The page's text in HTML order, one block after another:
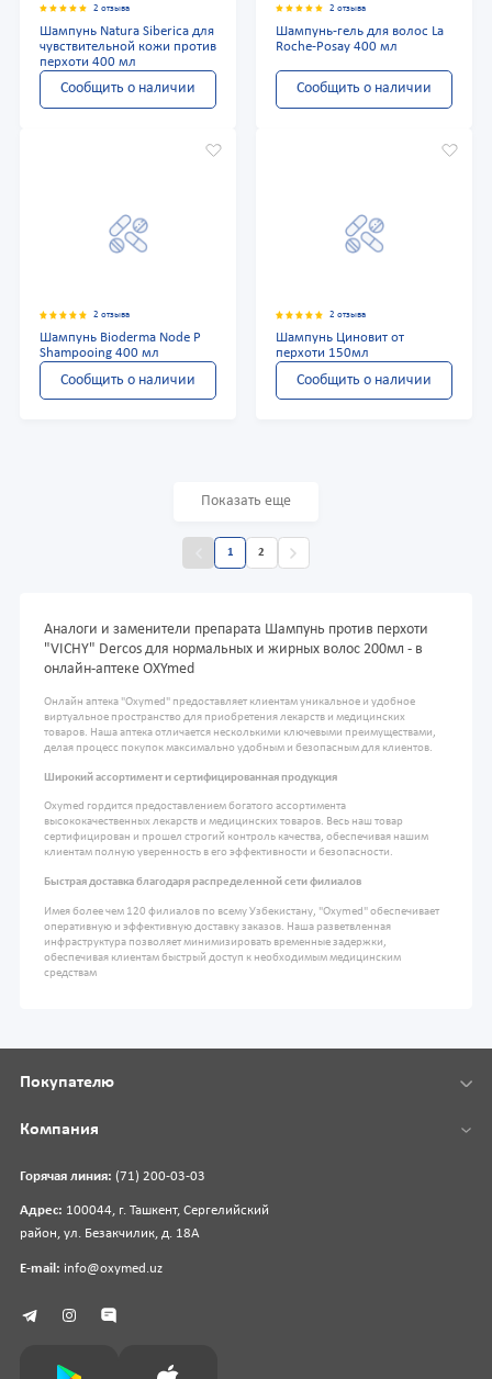
2 отзыва
Шампунь Natura Siberica для
чувствительной кожи против
перхоти 400 мл
Сообщить о наличии
2 отзыва
Шампунь-гель для волос La
Roche-Posay 400 мл
Сообщить о наличии
2 отзыва
Шампунь Bioderma Node P
Shampooing 400 мл
Сообщить о наличии
2 отзыва
Шампунь Циновит от
перхоти 150мл
Сообщить о наличии
Показать еще
1 2
Аналоги и заменители препарата Шампунь против перхоти
"VICHY" Dercos для нормальных и жирных волос 200мл - в
онлайн-аптеке OXYmed
Онлайн аптека "Oxymed" предоставляет клиентам уникальное и удобное
виртуальное пространство для приобретения лекарств и медицинских
товаров. Наша аптека отличается несколькими ключевыми преимуществами,
делая процесс покупок максимально удобным и безопасным для клиентов.
Широкий ассортимент и сертифицированная продукция
Oxymed гордится предоставлением богатого ассортимента
высококачественных лекарств и медицинских товаров. Весь наш товар
сертифицирован и прошел строгий контроль качества, обеспечивая нашим
клиентам полную уверенность в его эффективности и безопасности.
Быстрая доставка благодаря распределенной сети филиалов
Имея более чем 120 филиалов по всему Узбекистану, "Oxymed" обеспечивает
оперативную и эффективную доставку заказов. Наша разветвленная
инфраструктура позволяет минимизировать временные задержки,
обеспечивая клиентам быстрый доступ к необходимым медицинским
средствам
Горячая линия: (71) 200-03-03
Адрес: 100044, г. Ташкент, Сергелийский
район, ул. Безакчилик, д. 18А
E-mail: info@oxymed.uz
Покупателю
Компания